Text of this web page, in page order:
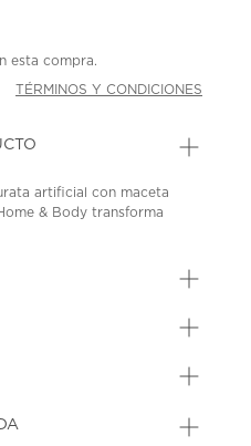
esta compra.
TÉRMINOS Y CONDICIONES
artificial con maceta
& Body transforma